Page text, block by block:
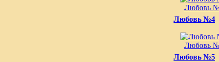
Любовь
Любовь №4
Любовь
Любовь №5